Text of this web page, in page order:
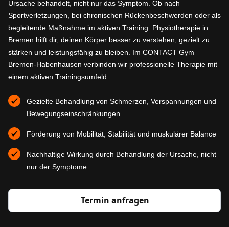
Ursache behandelt, nicht nur das Symptom. Ob nach
Sportverletzungen, bei chronischen Rückenbeschwerden oder als
begleitende Maßnahme im aktiven Training: Physiotherapie in
Bremen hilft dir, deinen Körper besser zu verstehen, gezielt zu
stärken und leistungsfähig zu bleiben. Im CONTACT Gym
Bremen-Habenhausen verbinden wir professionelle Therapie mit
einem aktiven Trainingsumfeld.
Gezielte Behandlung von Schmerzen, Verspannungen und
Bewegungseinschränkungen
Förderung von Mobilität, Stabilität und muskulärer Balance
Nachhaltige Wirkung durch Behandlung der Ursache, nicht
nur der Symptome
Termin anfragen